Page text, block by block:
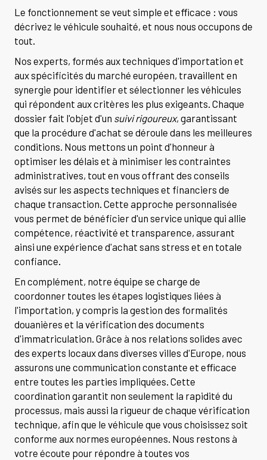
Le fonctionnement se veut simple et efficace : vous
décrivez le véhicule souhaité, et nous nous occupons de
tout.
Nos experts, formés aux techniques d'importation et
aux spécificités du marché européen, travaillent en
synergie pour identifier et sélectionner les véhicules
qui répondent aux critères les plus exigeants. Chaque
dossier fait l'objet d'un suivi rigoureux, garantissant
que la procédure d'achat se déroule dans les meilleures
conditions. Nous mettons un point d'honneur à
optimiser les délais et à minimiser les contraintes
administratives, tout en vous offrant des conseils
avisés sur les aspects techniques et financiers de
chaque transaction. Cette approche personnalisée
vous permet de bénéficier d'un service unique qui allie
compétence, réactivité et transparence, assurant
ainsi une expérience d'achat sans stress et en totale
confiance.
En complément, notre équipe se charge de
coordonner toutes les étapes logistiques liées à
l'importation, y compris la gestion des formalités
douanières et la vérification des documents
d'immatriculation. Grâce à nos relations solides avec
des experts locaux dans diverses villes d'Europe, nous
assurons une communication constante et efficace
entre toutes les parties impliquées. Cette
coordination garantit non seulement la rapidité du
processus, mais aussi la rigueur de chaque vérification
technique, afin que le véhicule que vous choisissez soit
conforme aux normes européennes. Nous restons à
votre écoute pour répondre à toutes vos